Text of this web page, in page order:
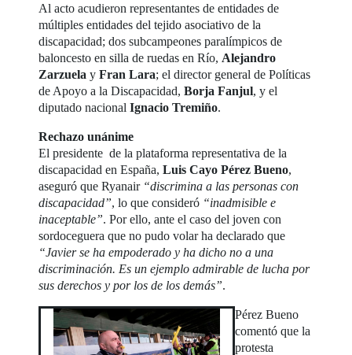
Al acto acudieron representantes de entidades de
múltiples entidades del tejido asociativo de la
discapacidad; dos subcampeones paralímpicos de
baloncesto en silla de ruedas en Río, Alejandro
Zarzuela yFran Lara; el director general de Políticas
de Apoyo a la Discapacidad,Borja Fanjul, y el
diputado nacionalIgnacio Tremiño.
Rechazo unánime
El presidente de la plataforma representativa de la
discapacidad en España,Luis Cayo Pérez Bueno,
aseguró que Ryanair “discrimina a las personas con
discapacidad”, lo que consideró “inadmisible e
inaceptable”. Por ello, ante el caso del joven con
sordoceguera que no pudo volar ha declarado que
“Javier se ha empoderado y ha dicho no a una
discriminación. Es un ejemplo admirable de lucha por
sus derechos y por los de los demás”.
Pérez Bueno
comentó que la
protesta